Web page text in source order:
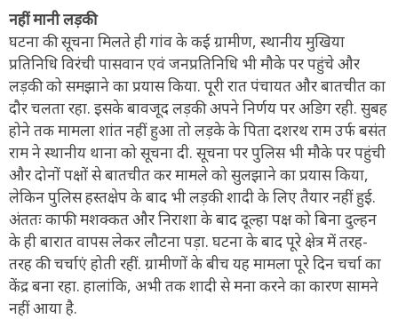
नहीं मानी लड़की
घटना की सूचना मिलते ही गांव के कई ग्रामीण, स्थानीय मुखिया
प्रतिनिधि विरंची पासवान एवं जनप्रतिनिधि भी मौके पर पहुंचे और
लड़की को समझाने का प्रयास किया. पूरी रात पंचायत और बातचीत का
दौर चलता रहा. इसके बावजूद लड़की अपने निर्णय पर अडिग रही. सुबह
होने तक मामला शांत नहीं हुआ तो लड़के के पिता दशरथ राम उर्फ बसंत
राम ने स्थानीय थाना को सूचना दी. सूचना पर पुलिस भी मौके पर पहुंची
और दोनों पक्षों से बातचीत कर मामले को सुलझाने का प्रयास किया,
लेकिन पुलिस हस्तक्षेप के बाद भी लड़की शादी के लिए तैयार नहीं हुई.
अंततः काफी मशक्कत और निराशा के बाद दूल्हा पक्ष को बिना दुल्हन
के ही बारात वापस लेकर लौटना पड़ा. घटना के बाद पूरे क्षेत्र में तरह-
तरह की चर्चाएं होती रहीं. ग्रामीणों के बीच यह मामला पूरे दिन चर्चा का
केंद्र बना रहा. हालांकि, अभी तक शादी से मना करने का कारण सामने
नहीं आया है.